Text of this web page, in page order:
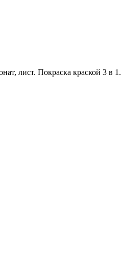
лист. Покраска краской 3 в 1.